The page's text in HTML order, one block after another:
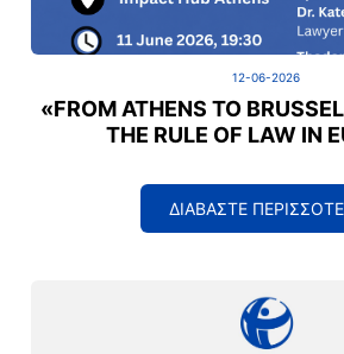
12-06-2026
«FROM ATHENS TO
THE RULE OF LAW IN
ΔΙΑΒΑΣΤΕ